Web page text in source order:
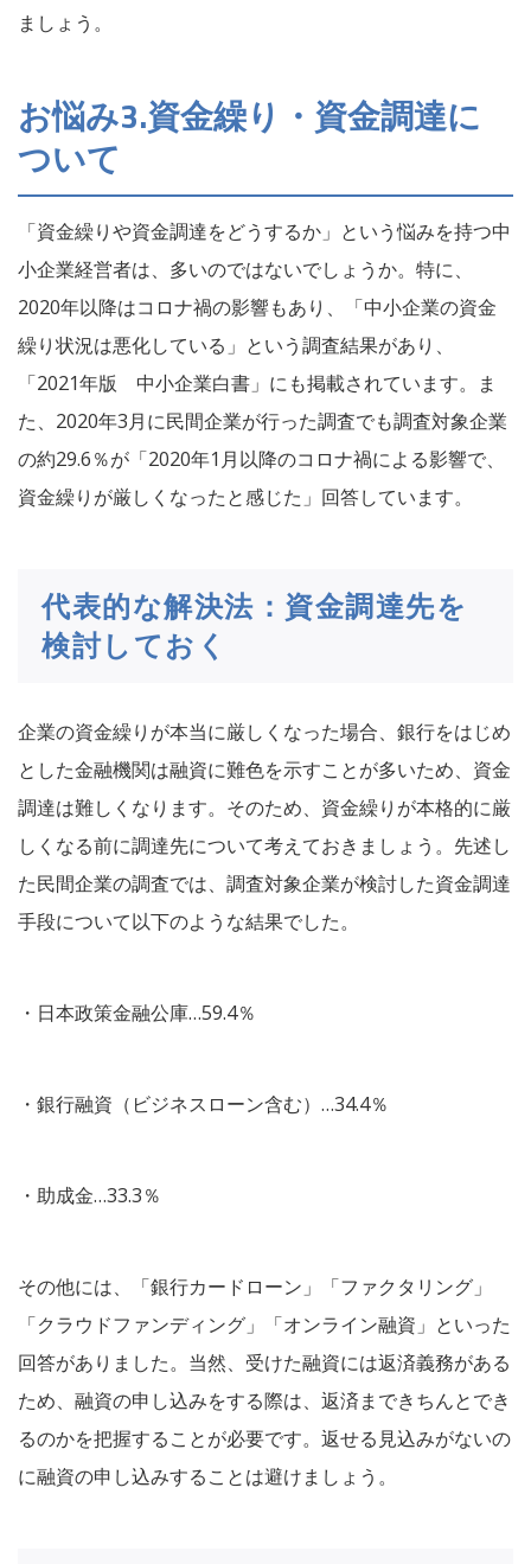
ましょう。
お悩み3.資金繰り・資金調達に
ついて
「資金繰りや資金調達をどうするか」という悩みを持つ中
小企業経営者は、多いのではないでしょうか。特に、
2020年以降はコロナ禍の影響もあり、「中小企業の資金
繰り状況は悪化している」という調査結果があり、
「2021年版 中小企業白書」にも掲載されています。ま
た、2020年3月に民間企業が行った調査でも調査対象企業
の約29.6％が「2020年1月以降のコロナ禍による影響で、
資金繰りが厳しくなったと感じた」回答しています。
代表的な解決法：資金調達先を
検討しておく
企業の資金繰りが本当に厳しくなった場合、銀行をはじめ
とした金融機関は融資に難色を示すことが多いため、資金
調達は難しくなります。そのため、資金繰りが本格的に厳
しくなる前に調達先について考えておきましょう。先述し
た民間企業の調査では、調査対象企業が検討した資金調達
手段について以下のような結果でした。
・日本政策金融公庫…59.4％
・銀行融資（ビジネスローン含む）…34.4％
・助成金…33.3％
その他には、「銀行カードローン」「ファクタリング」
「クラウドファンディング」「オンライン融資」といった
回答がありました。当然、受けた融資には返済義務がある
ため、融資の申し込みをする際は、返済まできちんとでき
るのかを把握することが必要です。返せる見込みがないの
に融資の申し込みすることは避けましょう。